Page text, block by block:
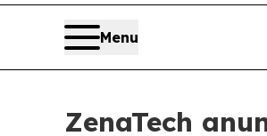
Menu
ZenaTech